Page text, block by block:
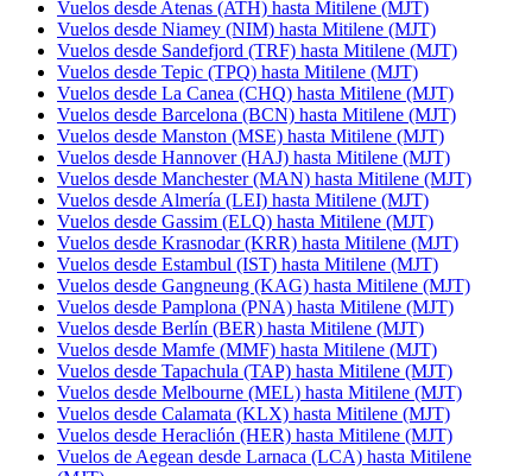
Vuelos desde Atenas (ATH) hasta Mitilene (MJT)
Vuelos desde Niamey (NIM) hasta Mitilene (MJT)
Vuelos desde Sandefjord (TRF) hasta Mitilene (MJT)
Vuelos desde Tepic (TPQ) hasta Mitilene (MJT)
Vuelos desde La Canea (CHQ) hasta Mitilene (MJT)
Vuelos desde Barcelona (BCN) hasta Mitilene (MJT)
Vuelos desde Manston (MSE) hasta Mitilene (MJT)
Vuelos desde Hannover (HAJ) hasta Mitilene (MJT)
Vuelos desde Manchester (MAN) hasta Mitilene (MJT)
Vuelos desde Almería (LEI) hasta Mitilene (MJT)
Vuelos desde Gassim (ELQ) hasta Mitilene (MJT)
Vuelos desde Krasnodar (KRR) hasta Mitilene (MJT)
Vuelos desde Estambul (IST) hasta Mitilene (MJT)
Vuelos desde Gangneung (KAG) hasta Mitilene (MJT)
Vuelos desde Pamplona (PNA) hasta Mitilene (MJT)
Vuelos desde Berlín (BER) hasta Mitilene (MJT)
Vuelos desde Mamfe (MMF) hasta Mitilene (MJT)
Vuelos desde Tapachula (TAP) hasta Mitilene (MJT)
Vuelos desde Melbourne (MEL) hasta Mitilene (MJT)
Vuelos desde Calamata (KLX) hasta Mitilene (MJT)
Vuelos desde Heraclión (HER) hasta Mitilene (MJT)
Vuelos de Aegean desde Larnaca (LCA) hasta Mitilene